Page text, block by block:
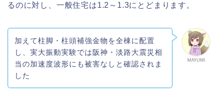
るのに対し、一般住宅は1.2～1.3にとどまります。
MAYUMI
加えて柱脚・柱頭補強金物を全棟に配置
し、実大振動実験では阪神・淡路大震災相
当の加速度波形にも被害なしと確認されま
した